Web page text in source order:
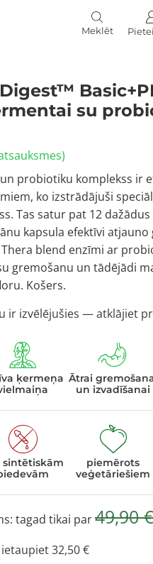
Meklēt
su
probiotiku komplekss ir
ko izstrādājuši
Tas satur pat 12
kapsula efektīvi
blend enzīmi ar
gremošanu un tādējādi
Košers.
ir izvēlējušies — atklājiet
ķermeņa Ātrai
un izvadīšanai
sintētiskām
piemērots
veģetāriešiem
tagad tikai par49,90€
32,50€